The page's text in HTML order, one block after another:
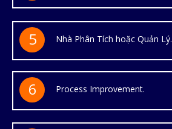
5 Nhà Phân Tích hoặc Quản Lý.
6 Process Improvement.